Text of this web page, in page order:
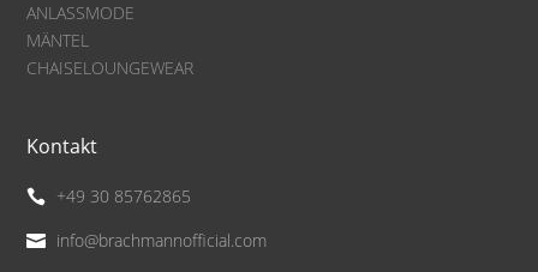
ANLASSMODE
MÄNTEL
CHAISELOUNGEWEAR
Kontakt
 +49 30 85762865
 info@brachmannofficial.com